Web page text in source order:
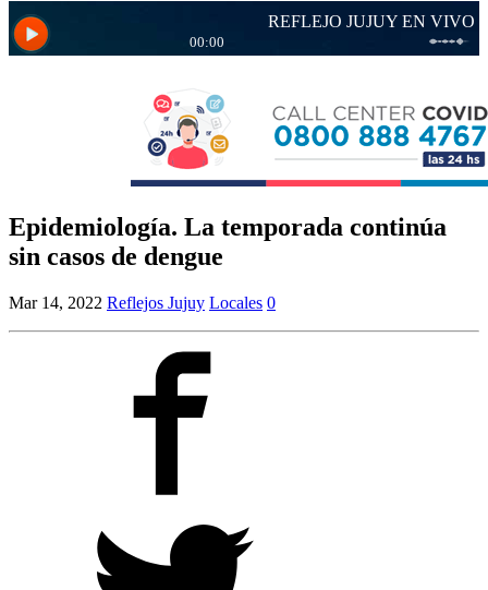
Epidemiología. La temporada continúa
sin casos de dengue
Mar 14, 2022 Reflejos Jujuy Locales 0